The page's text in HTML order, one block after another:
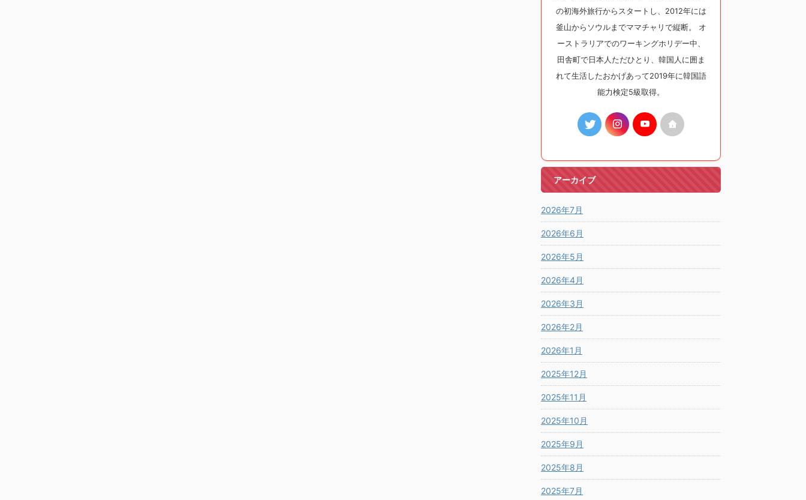
の初海外旅行からスタートし、2012年には
釜山からソウルまでママチャリで縦断。 オ
ーストラリアでのワーキングホリデー中、
田舎町で日本人ただひとり、韓国人に囲ま
れて生活したおかげあって2019年に韓国語
能力検定5級取得。
アーカイブ
2026年7月
2026年6月
2026年5月
2026年4月
2026年3月
2026年2月
2026年1月
2025年12月
2025年11月
2025年10月
2025年9月
2025年8月
2025年7月